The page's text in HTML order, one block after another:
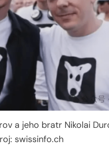
a jeho bratr Nikolai
swissinfo.ch